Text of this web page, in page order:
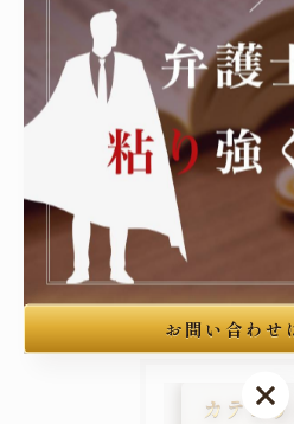
東京を中心に刑事事件の弁護
刑事
< 前のページ 一覧に
カテゴ
お問い合わせ
お問い合わせ